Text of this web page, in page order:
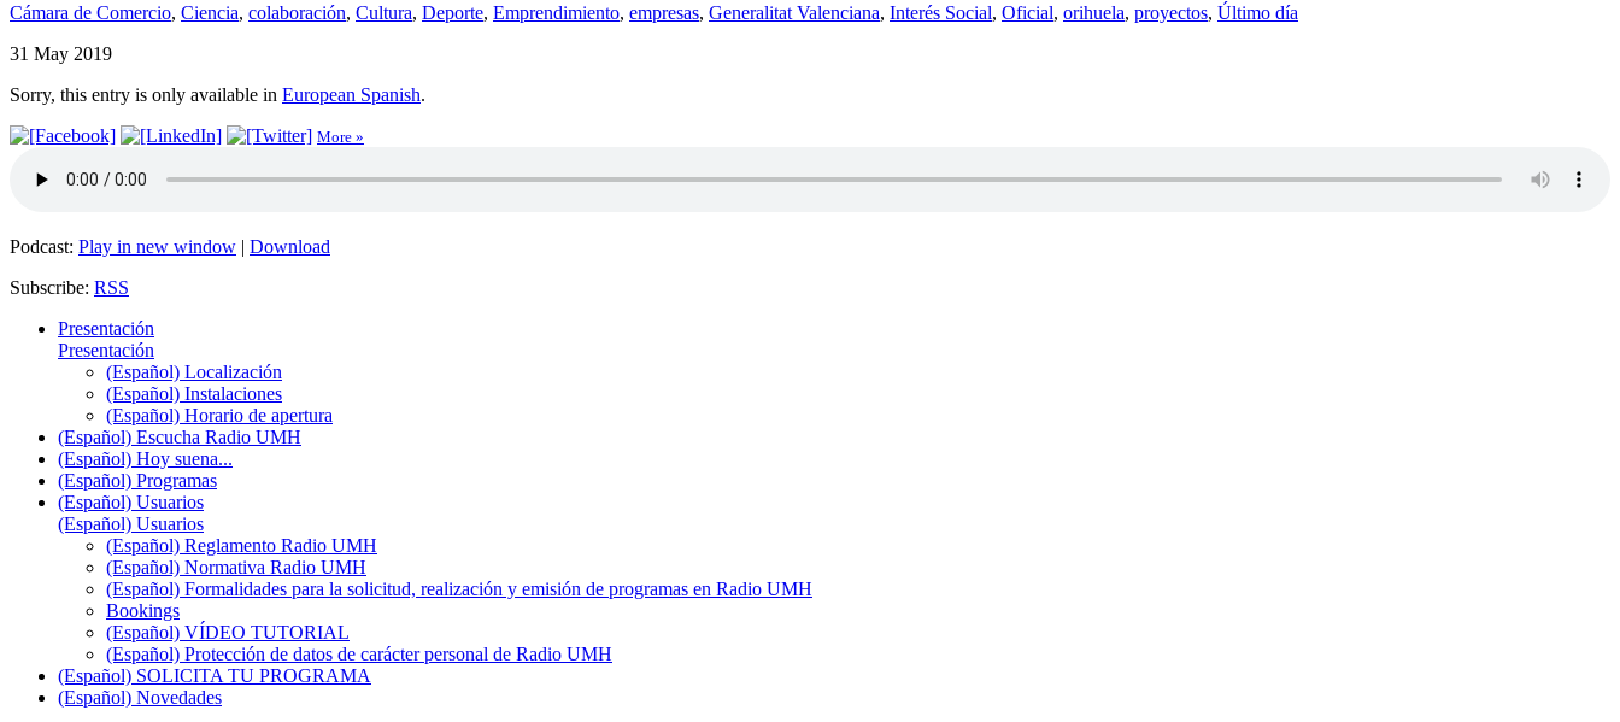
Cámara de Comercio, Ciencia, colaboración, Cultura, Deporte, Emprendimiento, empresas, Generalitat Valenciana, Interés Social, Oficial, orihuela, proyectos, Último día
31 May 2019
Sorry, this entry is only available in European Spanish.
More »
Podcast: Play in new window | Download
Subscribe: RSS
Presentación
Presentación
(Español) Localización
(Español) Instalaciones
(Español) Horario de apertura
(Español) Escucha Radio UMH
(Español) Hoy suena...
(Español) Programas
(Español) Usuarios
(Español) Usuarios
(Español) Reglamento Radio UMH
(Español) Normativa Radio UMH
(Español) Formalidades para la solicitud, realización y emisión de programas en Radio UMH
Bookings
(Español) VÍDEO TUTORIAL
(Español) Protección de datos de carácter personal de Radio UMH
(Español) SOLICITA TU PROGRAMA
(Español) Novedades